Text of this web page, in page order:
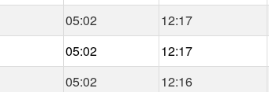
05:02 12:17
05:02 12:17
05:02 12:16